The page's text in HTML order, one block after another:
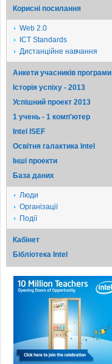
Корисні посилання
Web 2.0
ICT Standards
Дистанційне навчання
Анкети учасників програми
Історія успіху - 2013
Успішний проект 2013
1 учень - 1 комп'ютер
Intel ISEF
Освітня галактика Intel
Iншi проекти
База даних
Люди
Організації
Події
Кабінет
Бібліотека Intel